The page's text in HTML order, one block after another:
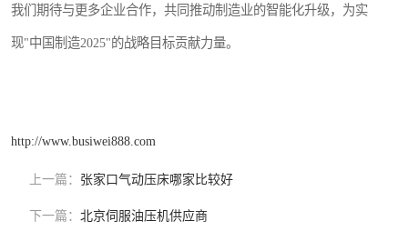
我们期待与更多企业合作，共同推动制造业的智能化升级，为实
现"中国制造2025"的战略目标贡献力量。
http://www.busiwei888.com
上一篇： 张家口气动压床哪家比较好
下一篇： 北京伺服油压机供应商